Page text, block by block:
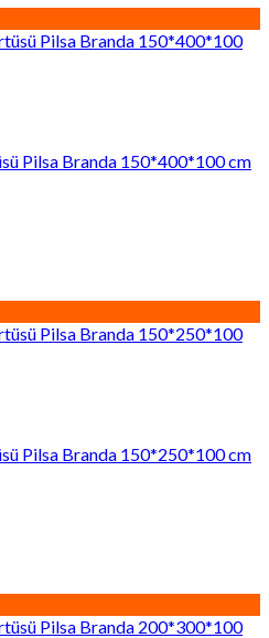
Pilsa Branda 150*400*100 cm
Pilsa Branda 150*250*100 cm